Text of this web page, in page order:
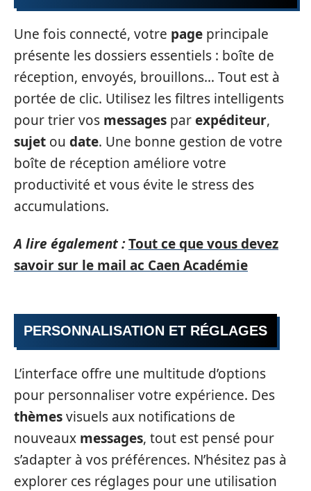
Une fois connecté, votre page principale
présente les dossiers essentiels : boîte de
réception, envoyés, brouillons… Tout est à
portée de clic. Utilisez les filtres intelligents
pour trier vos messages parexpéditeur,
sujet ou date. Une bonne gestion de votre
boîte de réception améliore votre
productivité et vous évite le stress des
accumulations.
A lire également :Tout ce que vous devez
savoir sur le mail ac Caen Académie
PERSONNALISATION ET RÉGLAGES
L’interface offre une multitude d’options
pour personnaliser votre expérience. Des
thèmesvisuels aux notifications de
nouveaux messages, tout est pensé pour
s’adapter à vos préférences. N’hésitez pas à
explorer ces réglages pour une utilisation